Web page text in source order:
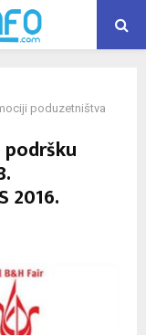
poduzetništva
2016.